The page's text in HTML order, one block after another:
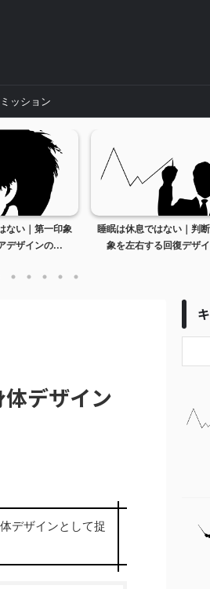
ミッション
ない｜第一印象
デザインの...
睡眠は休息ではない｜判
象を左右する回復デザ
デザイン
デザインとして捉